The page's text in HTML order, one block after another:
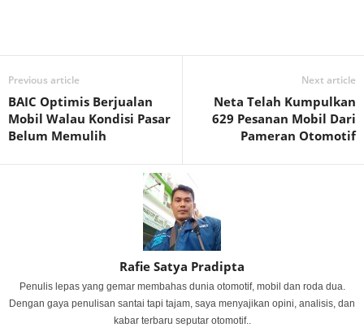
Previous article
BAIC Optimis Berjualan
Mobil Walau Kondisi Pasar
Belum Memulih
Next article
Neta Telah Kumpulkan
629 Pesanan Mobil Dari
Pameran Otomotif
Rafie Satya Pradipta
Penulis lepas yang gemar membahas dunia otomotif, mobil dan roda dua.
Dengan gaya penulisan santai tapi tajam, saya menyajikan opini, analisis, dan
kabar terbaru seputar otomotif..